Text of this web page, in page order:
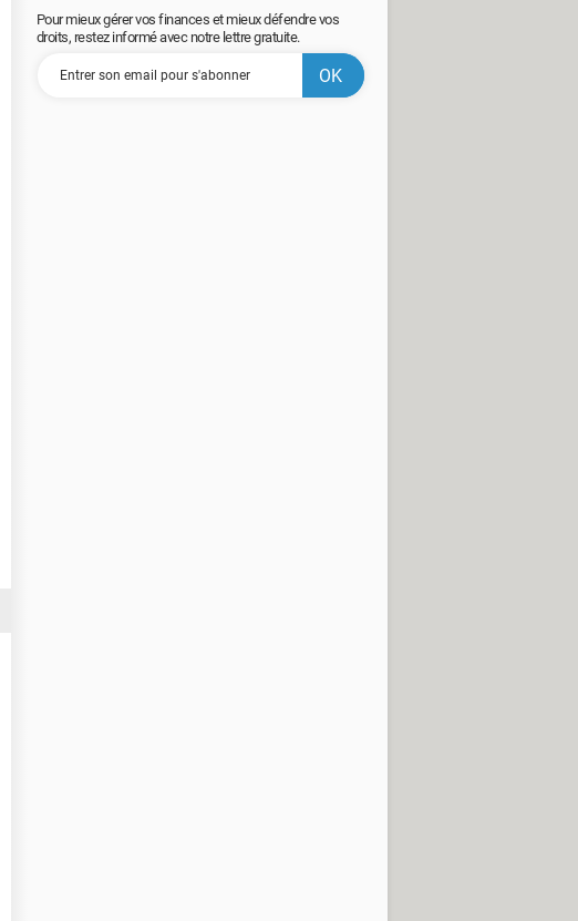
Pour mieux gérer vos finances et mieux défendre vos
droits, restez informé avec notre lettre gratuite.